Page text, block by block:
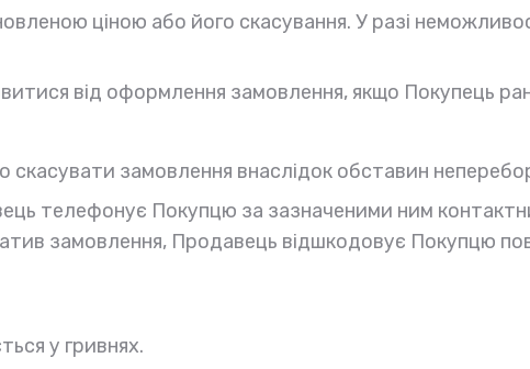
ціною або його скасування. У разі
від оформлення замовлення, якщо Покупець
замовлення внаслідок обставин
телефонує Покупцю за зазначеними ним
замовлення, Продавець відшкодовує Покупцю
у гривнях.
От халепа ...
Замовлення приймаються щодня
з 10:30 до 21:00